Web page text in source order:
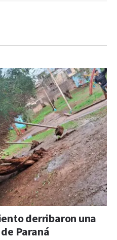
derribaron una
Paraná